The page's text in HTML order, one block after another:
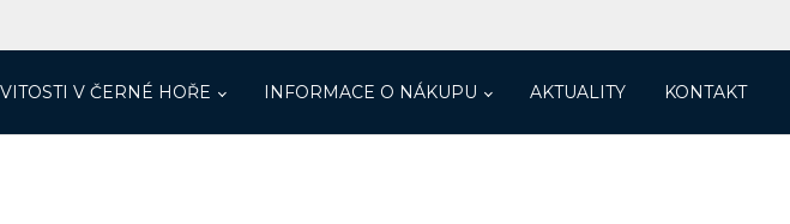
V ČERNÉ HOŘE INFORMACE O NÁKUPU AKTUALITY KONTAKT